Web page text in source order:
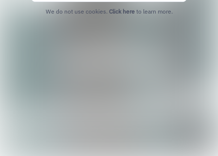
We do not use cookies. Click here to learn more.